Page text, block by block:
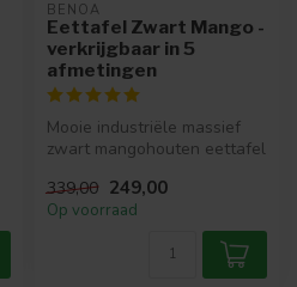
BENOA
Eettafel Zwart Mango -
verkrijgbaar in 5
afmetingen
Mooie industriële massief
zwart mangohouten eettafel
339,00 249,00
Op voorraad